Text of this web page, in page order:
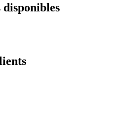
disponibles